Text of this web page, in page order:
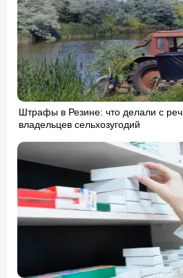
Штрафы в Резине: что делали с
владельцев сельхозугодий